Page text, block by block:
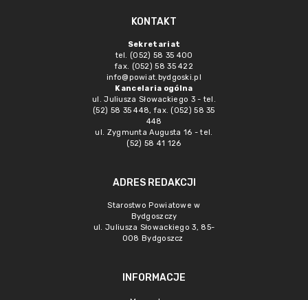
KONTAKT
Sekretariat
tel. (052) 58 35 400
fax. (052) 58 35 422
info@powiat.bydgoski.pl
Kancelaria ogólna
ul. Juliusza Słowackiego 3 - tel.
(52) 58 35 448, fax. (052) 58 35
448
ul. Zygmunta Augusta 16 - tel.
(52) 58 41 126
ADRES REDAKCJI
Starostwo Powiatowe w
Bydgoszczy
ul. Juliusza Słowackiego 3, 85-
008 Bydgoszcz
INFORMACJE